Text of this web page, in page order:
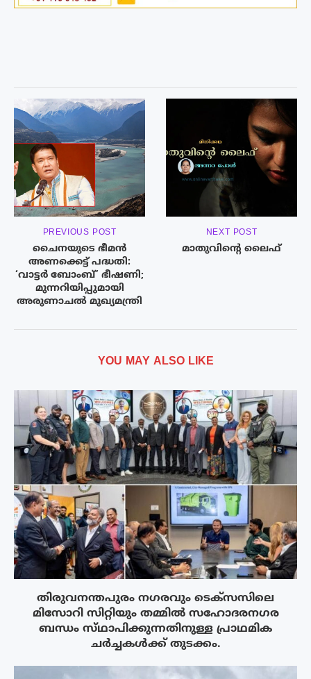
PREVIOUS POST
ചൈനയുടെ ഭീമൻ
അണക്കെട്ട് പദ്ധതി:
‘വാട്ടർ ബോംബ്’ ഭീഷണി;
മുന്നറിയിപ്പുമായി
അരുണാചൽ മുഖ്യമന്ത്രി
NEXT POST
മാതുവിന്റെ ലൈഫ്
YOU MAY ALSO LIKE
തിരുവനന്തപുരം നഗരവും ടെക്‌സസിലെ
മിസോറി സിറ്റിയും തമ്മിൽ സഹോദരനഗര
ബന്ധം സ്‌ഥാപിക്കുന്നതിനുള്ള പ്രാഥമിക
ചർച്ചകൾക്ക് തുടക്കം.